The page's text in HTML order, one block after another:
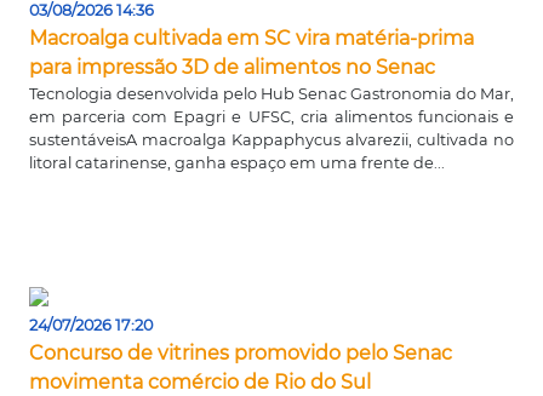
03/08/2026 14:36
Macroalga cultivada em SC vira matéria-prima
para impressão 3D de alimentos no Senac
Tecnologia desenvolvida pelo Hub Senac Gastronomia do Mar,
em parceria com Epagri e UFSC, cria alimentos funcionais e
sustentáveisA macroalga Kappaphycus alvarezii, cultivada no
litoral catarinense, ganha espaço em uma frente de...
24/07/2026 17:20
Concurso de vitrines promovido pelo Senac
movimenta comércio de Rio do Sul